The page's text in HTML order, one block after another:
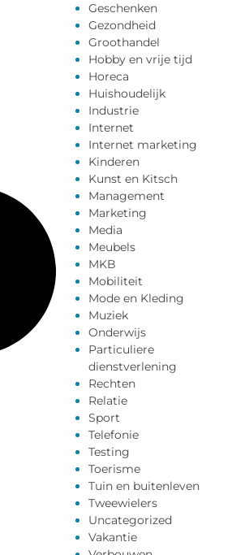
Geschenken
Gezondheid
Groothandel
Hobby en vrije tijd
Horeca
Huishoudelijk
Industrie
Internet
Internet marketing
Kinderen
Kunst en Kitsch
Management
Marketing
Media
Meubels
MKB
Mobiliteit
Mode en Kleding
Muziek
Onderwijs
Particuliere
dienstverlening
Rechten
Relatie
Sport
Telefonie
Testing
Toerisme
Tuin en buitenleven
Tweewielers
Uncategorized
Vakantie